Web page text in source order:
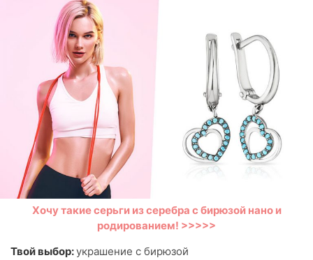
Хочу такие серьги из серебра с бирюзой нано и
родированием! >>>>>
Твой выбор:украшение с бирюзой